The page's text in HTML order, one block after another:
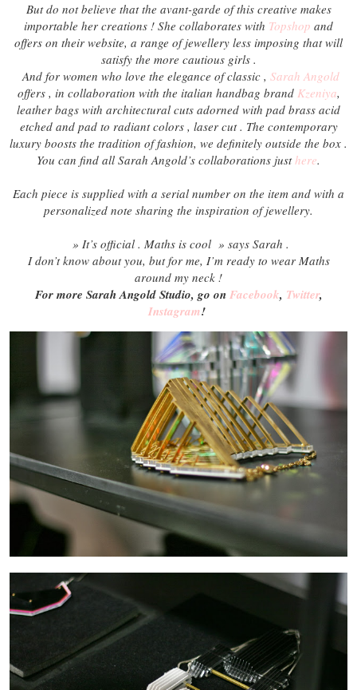
But do not believe that the avant-garde of this creative makes
importable her creations ! She collaborates with Topshop and
offers on their website, a range of jewellery less imposing that will
satisfy the more cautious girls .
And for women who love the elegance of classic , Sarah Angold
offers , in collaboration with the italian handbag brand Kzeniya,
leather bags with architectural cuts adorned with pad brass acid
etched and pad to radiant colors , laser cut . The contemporary
luxury boosts the tradition of fashion, we definitely outside the box .
You can find all Sarah Angold’s collaborations justhere.
Each piece is supplied with a serial number on the item and with a
personalized note sharing the inspiration of jewellery.
» It’s official . Maths is cool » says Sarah .
I don’t know about you, but for me, I’m ready to wear Maths
around my neck !
For more Sarah Angold Studio, go onFacebook, Twitter,
Instagram!